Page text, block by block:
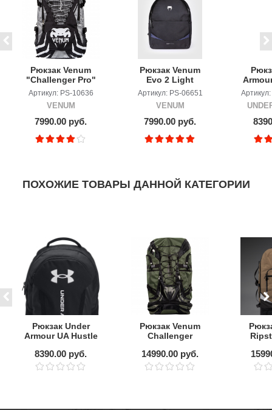
Рюкзак Venum
"Challenger Pro"
Backpack -
Black/Grey
Артикул: PS-10636
VENUM
7990.00 руб.
Рюкзак Venum
Evo 2 Light
Black/Blue
Артикул: PS-06651
VENUM
7990.00 руб.
6.0
ПОХОЖИЕ ТОВАРЫ ДАННОЙ КАТЕГОРИИ
Рюкзак Under
Armour UA Hustle
Black
8390.00 руб.
Рюкзак Venum
Challenger
Khaki/Black
14990.00 руб.